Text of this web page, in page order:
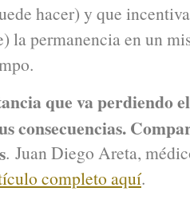
hacer) y que
la permanencia en un
que va perdiendo
consecuencias.
. Juan Diego Areta,
completo aquí.